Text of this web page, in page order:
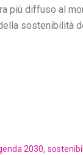
più diffuso al
sostenibilità
2030,